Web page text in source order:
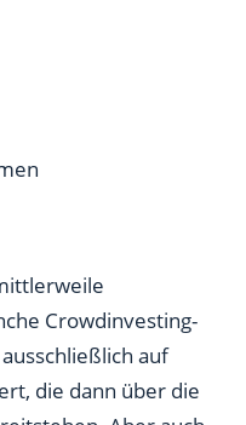
Crowdinvesting-
auf
die dann über die